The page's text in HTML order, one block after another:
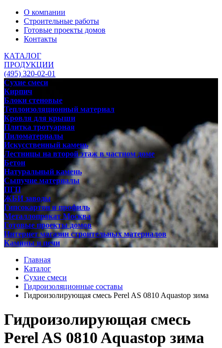
О компании
Строительные работы
Готовые проекты домов
Контакты
КАТАЛОГ
ПРОДУКЦИИ
(495) 320-02-01
Сухие смеси
Кирпич
Блоки стеновые
Теплоизоляционный материал
Кровля для крыши
Плитка тротуарная
Пиломатериалы
Искусственный камень
Лестницы на второй этаж в частном доме
Бетон
Натуральный камень
Сыпучие материалы
ПГП
ЖБИ заводы
Гипсокартон и профиль
Металлопрокат Москва
Готовые проекты домов
Интернет магазин строительных материалов
Камины и печи
Главная
Каталог
Сухие смеси
Гидроизоляционные составы
Гидроизолирующая смесь Perel AS 0810 Aquastop зима
Гидроизолирующая смесь
Perel AS 0810 Aquastop зима